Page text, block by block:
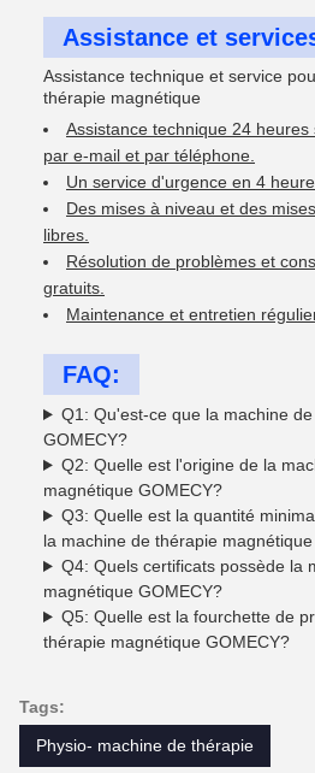
Assistance et
Assistance technique et service
thérapie magnétique
Assistance technique 24
par e-mail et par téléphone.
Un service d'urgence en 4
Des mises à niveau et des
libres.
Résolution de problèmes et
gratuits.
Maintenance et entretien
FAQ:
Q1: Qu'est-ce que la machine
GOMECY?
Q2: Quelle est l'origine de la
magnétique GOMECY?
Q3: Quelle est la quantité
la machine de thérapie
Q4: Quels certificats possède la
magnétique GOMECY?
Q5: Quelle est la fourchette de
thérapie magnétique GOMECY?
Tags:
Physio- machine de thérapie